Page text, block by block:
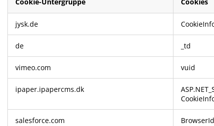
Cookies
jysk.de
de _td
vimeo.com vuid
ipaper.ipapercms.dk
salesforce.com BrowserId